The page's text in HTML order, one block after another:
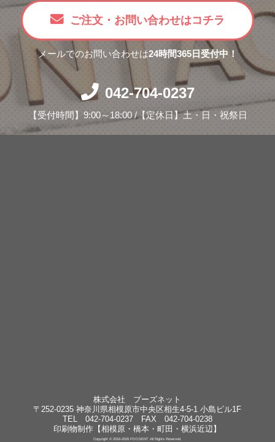
ご注文・お問い合わせはコチラ
メールでのお問い合わせは24時間365日受付中！
042-704-0237
【受付時間】9:00～18:00 /【定休日】土・日・祝祭日
株式会社 プーズネット
〒252-0235 神奈川県相模原市中央区相生4-5-1 小島ビル1F
TEL 042-704-0237 FAX 042-704-0238
印刷物制作【相模原・橋本・町田・横浜近辺】
Copyright © 2016-2026 POOSENT All Rights Reserved.